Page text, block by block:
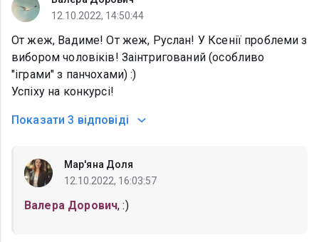
12.10.2022, 14:50:44
От жеж, Вадиме! От жеж, Руслан! У Ксенії проблеми з
вибором чоловіків! Заінтригований (особливо
"іграми" з панчохами) :)
Успіху на конкурсі!
Показати 3 відповіді
Мар'яна Доля
12.10.2022, 16:03:57
Валера Дорович, :)